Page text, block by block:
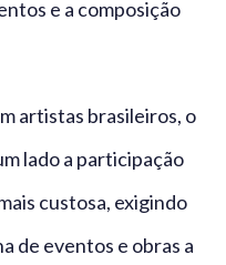
e a composição
artistas brasileiros, o
lado a participação
custosa, exigindo
de eventos e obras a